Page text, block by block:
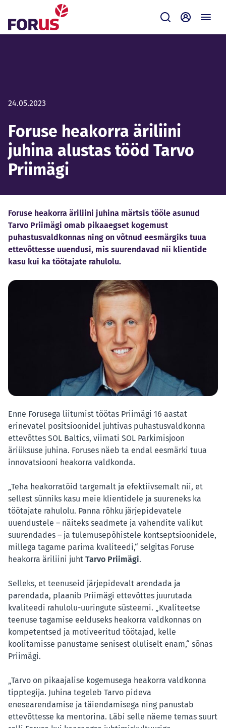
Saada
24.05.2023
Foruse heakorra äriliini
juhina alustas tööd Tarvo
Priimägi
Foruse heakorra äriliini juhina märtsis tööle asunud
Tarvo Priimägi omab pikaaegset kogemust
puhastusvaldkonnas ning on võtnud eesmärgiks tuua
ettevõttesse uuendusi, mis suurendavad nii klientide
kasu kui ka töötajate rahulolu.
Enne Forusega liitumist töötas Priimägi 16 aastat
erinevatel positsioonidel juhtivas puhastusvaldkonna
ettevõttes SOL Baltics, viimati SOL Parkimisjoon
äriüksuse juhina. Foruses näeb ta endal eesmärki tuua
innovatsiooni heakorra valdkonda.
„Teha heakorratöid targemalt ja efektiivsemalt nii, et
sellest sünniks kasu meie klientidele ja suureneks ka
töötajate rahulolu. Panna rõhku järjepidevatele
uuendustele – näiteks seadmete ja vahendite valikut
suurendades – ja tulemusepõhistele kontseptsioonidele,
millega tagame parima kvaliteedi,“ selgitas Foruse
heakorra äriliini juht Tarvo Priimägi.
Selleks, et teenuseid järjepidevalt arendada ja
parendada, plaanib Priimägi ettevõttes juurutada
kvaliteedi rahulolu-uuringute süsteemi. „Kvaliteetse
teenuse tagamise eelduseks heakorra valdkonnas on
kompetentsed ja motiveeritud töötajad, kelle
koolitamisse panustame senisest oluliselt enam,“ sõnas
Priimägi.
„Tarvo on pikaajalise kogemusega heakorra valdkonna
tipptegija. Juhina tegeleb Tarvo pideva
enesearendamise ja täiendamisega ning panustab
ettevõttesse ka mentorina. Läbi selle näeme temas suurt